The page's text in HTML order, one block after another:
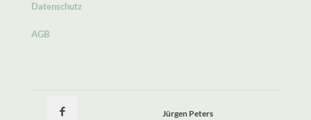
Datenschutz
AGB
Jürgen Peters